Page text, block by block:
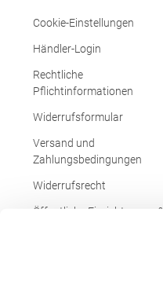
Cookie-Einstellungen
Händler-Login
Rechtliche
Pflichtinformationen
Widerrufsformular
Versand und
Zahlungsbedingungen
Widerrufsrecht
Öffentliche Einrichtungen &